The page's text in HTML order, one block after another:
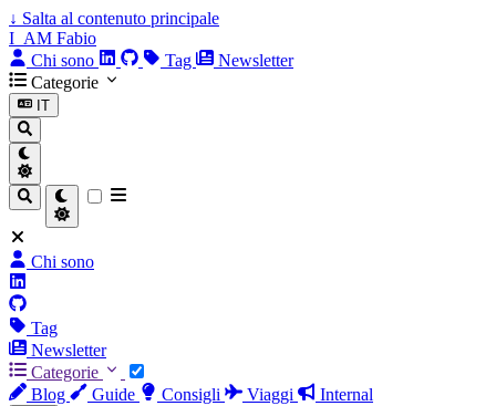
↓ Salta al contenuto principale
I_AM Fabio
Chi sono
Tag
Newsletter
Categorie
IT
Chi sono
Tag
Newsletter
Categorie
Blog
Guide Consigli Viaggi Internal